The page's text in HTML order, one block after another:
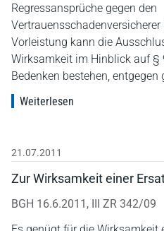
Regressansprüche gegen den
Vorleistung kann die
Wirksamkeit im Hinblick auf §
Bedenken bestehen, entgegen
Weiterlesen
21.07.2011
Zur Wirksamkeit einer
BGH 16.6.2011, III ZR 342/09